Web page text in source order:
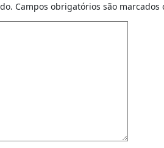
Campos obrigatórios são marcados